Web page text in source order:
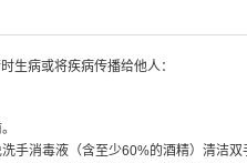
生病或将疾病传播给他人：
手消毒液（含至少60%的酒精）清洁双